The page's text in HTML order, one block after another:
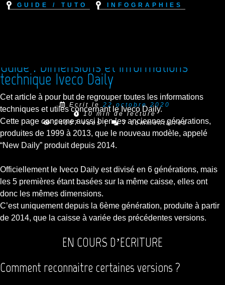
Guide / Tuto Infographies
Guide : Dimensions et informations
technique Iveco Daily
Ecrit le 22 octobre 2020
10 min de lecture
24097 vues | 7 commentaires
Cet article à pour but de regrouper toutes les informations
techniques et utiles concernant le Iveco Daily.
Cette page concerne aussi bien les anciennes générations,
produites de 1999 à 2013, que le nouveau modèle, appelé
“New Daily” produit depuis 2014.
Officiellement le Iveco Daily est divisé en 6 générations, mais
les 5 premières étant basées sur la même caisse, elles ont
donc les mêmes dimensions.
C’est uniquement depuis la 6ème génération, produite à partir
de 2014, que la caisse à variée des précédentes versions.
EN COURS D’ECRITURE
Comment reconnaitre certaines versions ?